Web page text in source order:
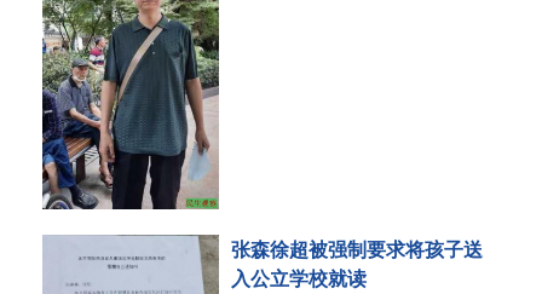
张森徐超被强制要求将孩子送
入公立学校就读